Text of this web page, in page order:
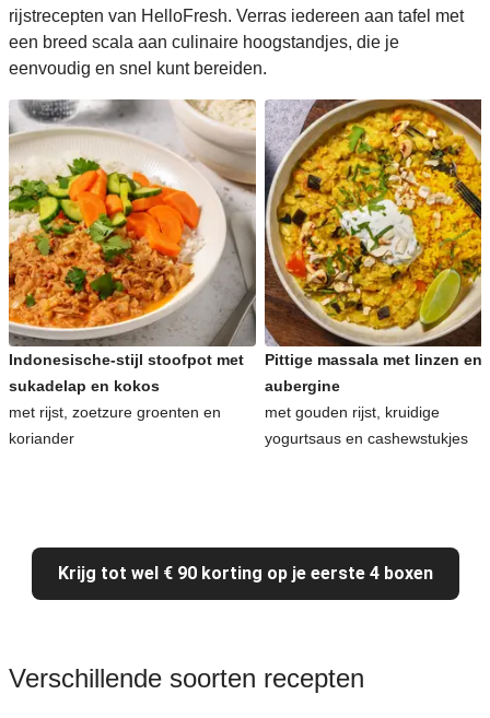
rijstrecepten van HelloFresh. Verras iedereen aan tafel met
een breed scala aan culinaire hoogstandjes, die je
eenvoudig en snel kunt bereiden.
Indonesische-stijl stoofpot met
sukadelap en kokos
met rijst, zoetzure groenten en
koriander
Pittige massala met linzen en
aubergine
met gouden rijst, kruidige
yogurtsaus en cashewstukjes
Krijg tot wel € 90 korting op je eerste 4 boxen
Verschillende soorten recepten